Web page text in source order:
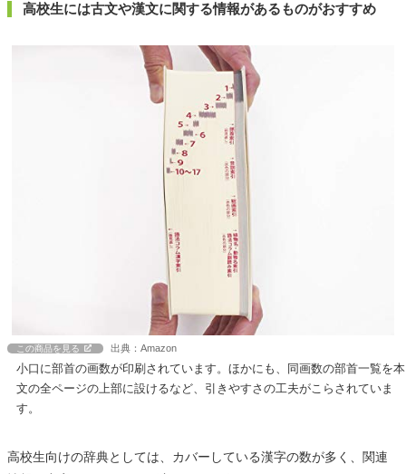
高校生には古文や漢文に関する情報があるものがおすすめ
この商品を見る 出典：Amazon
小口に部首の画数が印刷されています。ほかにも、同画数の部首一覧を本
文の全ページの上部に設けるなど、引きやすさの工夫がこらされていま
す。
高校生向けの辞典としては、カバーしている漢字の数が多く、関連